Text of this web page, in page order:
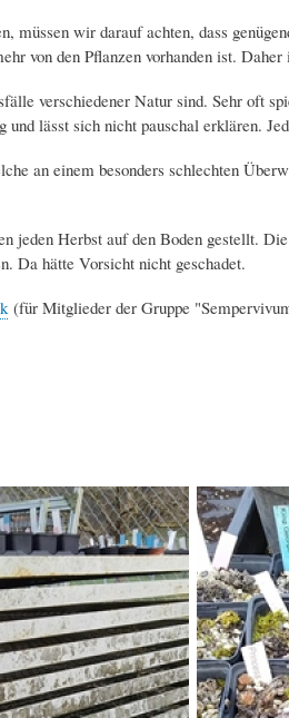
müssen wir darauf achten, dass
von den Pflanzen vorhanden ist.
verschiedener Natur sind. Sehr oft
lässt sich nicht pauschal erklären.
an einem besonders schlechten
jeden Herbst auf den Boden gestellt.
Da hätte Vorsicht nicht geschadet.
(für Mitglieder der Gruppe